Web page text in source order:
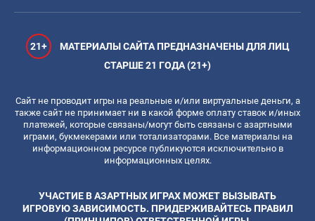
21+
МАТЕРИАЛЫ САЙТА ПРЕДНАЗНАЧЕНЫ ДЛЯ ЛИЦ
СТАРШЕ 21 ГОДА (21+)
Сайт не проводит игры на реальные и/или виртуальные деньги, а
также сайт не принимает ни в какой форме оплату ставок и/иных
платежей, которые связаны/могут быть связаны с азартными
играми, букмекерами или тотализаторами. Все материалы на
информационном ресурсе публикуются исключительно в
информационных целях.
УЧАСТИЕ В АЗАРТНЫХ ИГРАХ МОЖЕТ ВЫЗЫВАТЬ
ИГРОВУЮ ЗАВИСИМОСТЬ. ПРИДЕРЖИВАЙТЕСЬ ПРАВИЛ